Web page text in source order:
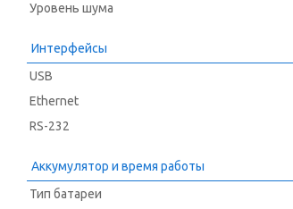
Уровень шума
Интерфейсы
USB
Ethernet
RS-232
Аккумулятор и время работы
Тип батареи